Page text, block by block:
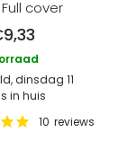
cover
9,33
dinsdag 11
in huis
10 reviews